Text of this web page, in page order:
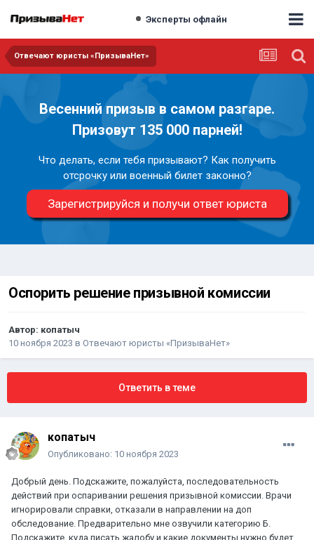
Эксперты офлайн
Отвечают юристы «ПризываНет»
Весенний призыв в самом разгаре.
Призовут 135 000 парней!
Что делать, если тебя призывают? Как получить
отсрочку или военный билет законно?
Зарегистрируйся и получи ответ юриста
Оспорить решение призывной комиссии
Автор: копатыч
10 ноября 2023 в Отвечают юристы «ПризываНет»
Ответить в теме
копатыч
Опубликовано: 10 ноября 2023
Добрый день. Подскажите, пожалуйста, последовательность
действий при оспаривании решения призывной комиссии. Врачи
игнорировали справки, отказали в направлении на доп
обследование. Предварительно мне озвучили категорию Б.
Подскажите, куда писать жалобу и какие документы нужно будет